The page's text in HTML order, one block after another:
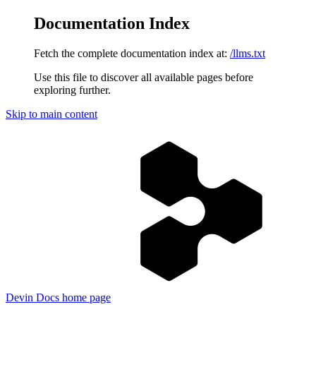
Documentation Index
Fetch the complete documentation index at: /llms.txt
Use this file to discover all available pages before
exploring further.
Skip to main content
Devin Docs home page